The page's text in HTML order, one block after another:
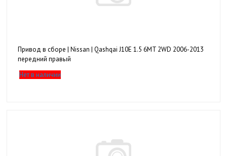
Привод в сборе | Nissan | Qashqai J10E 1.5 6MT 2WD 2006-2013
передний правый
Нет в наличии